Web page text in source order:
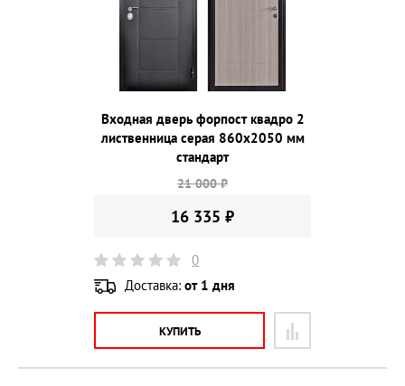
Входная дверь форпост квадро 2
лиственница серая 860х2050 мм
стандарт
21 000 ₽
16 335 ₽
0
Доставка: от 1 дня
КУПИТЬ